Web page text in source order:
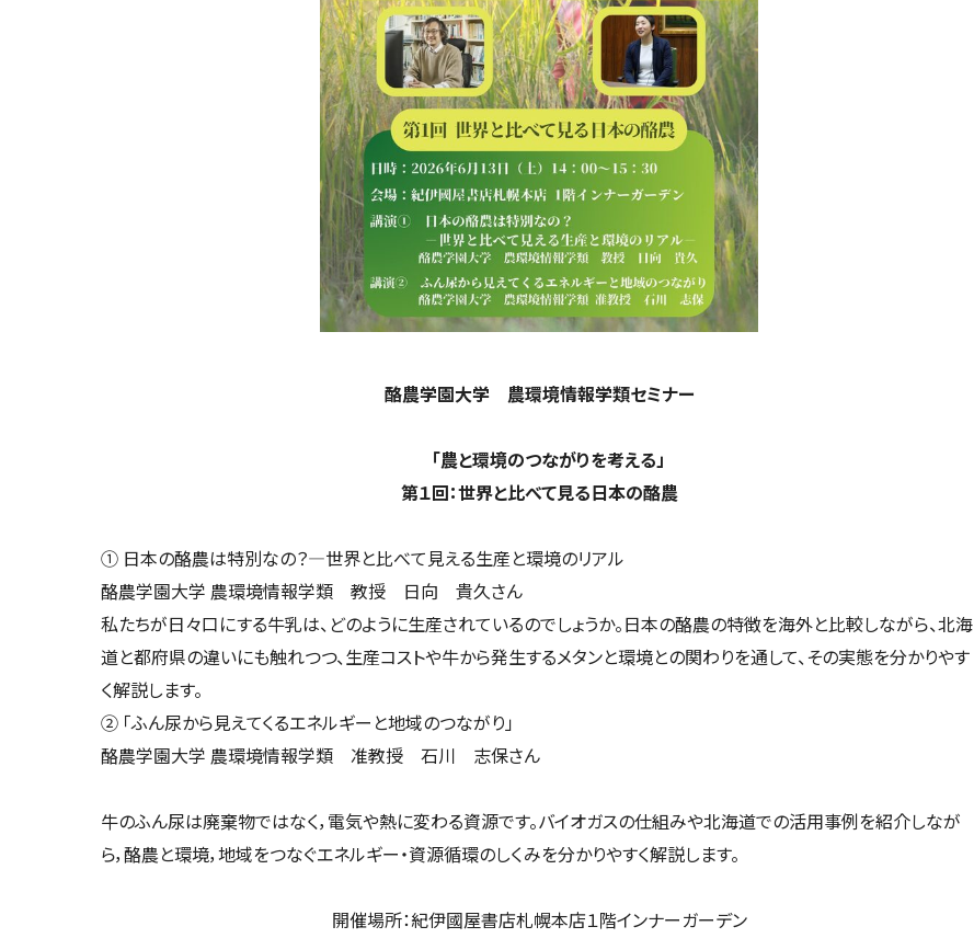
酪農学園大学 農環境情報学類セミナー
「農と環境のつながりを考える」
第１回：世界と比べて見る日本の酪農
① 日本の酪農は特別なの？―世界と比べて見える生産と環境のリアル
酪農学園大学 農環境情報学類 教授 日向 貴久さん
私たちが日々口にする牛乳は、どのように生産されているのでしょうか。日本の酪農の特徴を海外と比較しながら、北海
道と都府県の違いにも触れつつ、生産コストや牛から発生するメタンと環境との関わりを通して、その実態を分かりやす
く解説します。
② 「ふん尿から見えてくるエネルギーと地域のつながり」
酪農学園大学 農環境情報学類 准教授 石川 志保さん
牛のふん尿は廃棄物ではなく，電気や熱に変わる資源です。バイオガスの仕組みや北海道での活用事例を紹介しなが
ら，酪農と環境，地域をつなぐエネルギー・資源循環のしくみを分かりやすく解説します。
開催場所：紀伊國屋書店札幌本店１階インナーガーデン